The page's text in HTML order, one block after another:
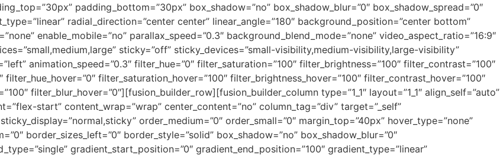
padding_bottom=”30px” box_shadow=”no” box_shadow_blur=”0″ box_shadow_spread=”0″
radial_direction=”center center” linear_angle=”180″ background_position=”center bottom”
enable_mobile=”no” parallax_speed=”0.3″ background_blend_mode=”none” video_aspect_ratio=”16:9″
sticky=”off” sticky_devices=”small-visibility,medium-visibility,large-visibility”
animation_speed=”0.3″ filter_hue=”0″ filter_saturation=”100″ filter_brightness=”100″ filter_contrast=”100″
filter_saturation_hover=”100″ filter_brightness_hover=”100″ filter_contrast_hover=”100″
filter_blur_hover=”0″][fusion_builder_row][fusion_builder_column type=”1_1″ layout=”1_1″ align_self=”auto”
start” content_wrap=”wrap” center_content=”no” column_tag=”div” target=”_self”
order_medium=”0″ order_small=”0″ margin_top=”40px” hover_type=”none”
border_sizes_left=”0″ border_style=”solid” box_shadow=”no” box_shadow_blur=”0″
gradient_start_position=”0″ gradient_end_position=”100″ gradient_type=”linear”